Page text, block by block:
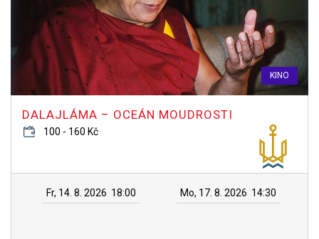
KINO
DALAJLÁMA – OCEÁN MOUDROSTI
100 - 160 Kč
Fr, 14. 8. 2026 18:00 Mo, 17. 8. 2026 14:30